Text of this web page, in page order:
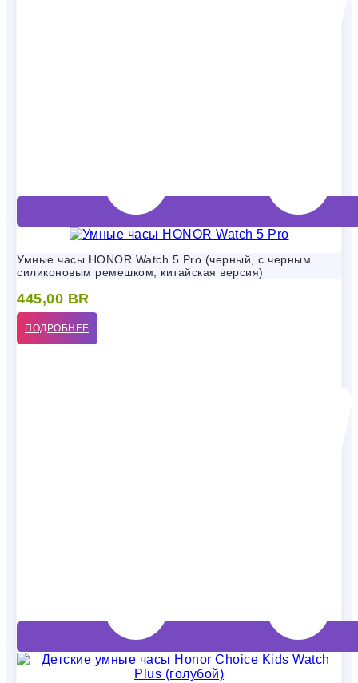
Умные часы HONOR Watch 5 Pro (черный, с черным
силиконовым ремешком, китайская версия)
445,00 BR
ПОДРОБНЕЕ